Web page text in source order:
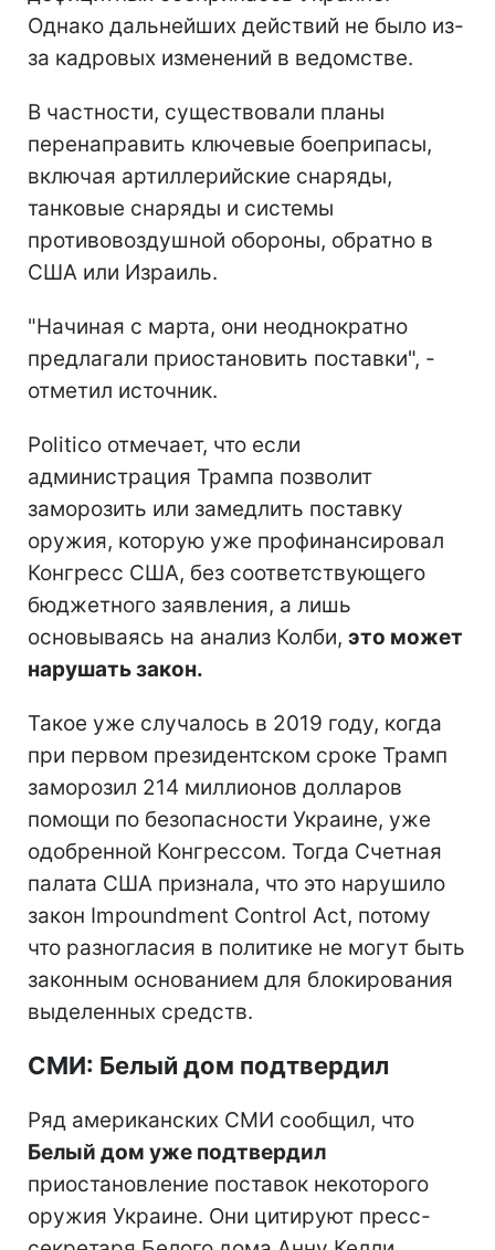
Однако дальнейших действий не было из-
за кадровых изменений в ведомстве.
В частности, существовали планы
перенаправить ключевые боеприпасы,
включая артиллерийские снаряды,
танковые снаряды и системы
противовоздушной обороны, обратно в
США или Израиль.
"Начиная с марта, они неоднократно
предлагали приостановить поставки", -
отметил источник.
Politico отмечает, что если
администрация Трампа позволит
заморозить или замедлить поставку
оружия, которую уже профинансировал
Конгресс США, без соответствующего
бюджетного заявления, а лишь
основываясь на анализ Колби, это может
нарушать закон.
Такое уже случалось в 2019 году, когда
при первом президентском сроке Трамп
заморозил 214 миллионов долларов
помощи по безопасности Украине, уже
одобренной Конгрессом. Тогда Счетная
палата США признала, что это нарушило
закон Impoundment Control Act, потому
что разногласия в политике не могут быть
законным основанием для блокирования
выделенных средств.
СМИ: Белый дом подтвердил
Ряд американских СМИ сообщил, что
Белый дом уже подтвердил
приостановление поставок некоторого
оружия Украине. Они цитируют пресс-